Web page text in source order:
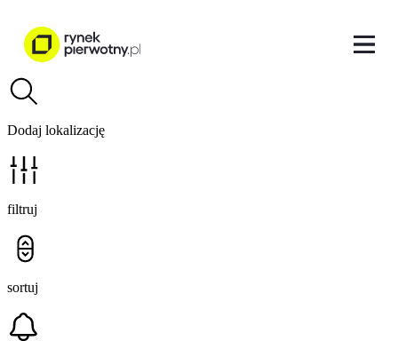
Dodaj lokalizację
filtruj
sortuj